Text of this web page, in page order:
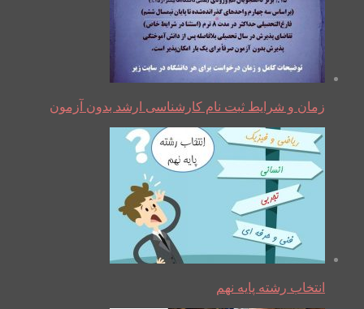
زمان و شرایط ثبت نام کارشناسی ارشد بدون آزمون
انتخاب رشته پایه نهم